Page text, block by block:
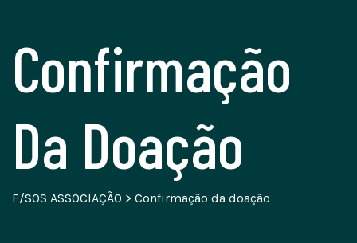
Confirmação
Da Doação
F/SOS ASSOCIAÇÃO > Confirmação da doação